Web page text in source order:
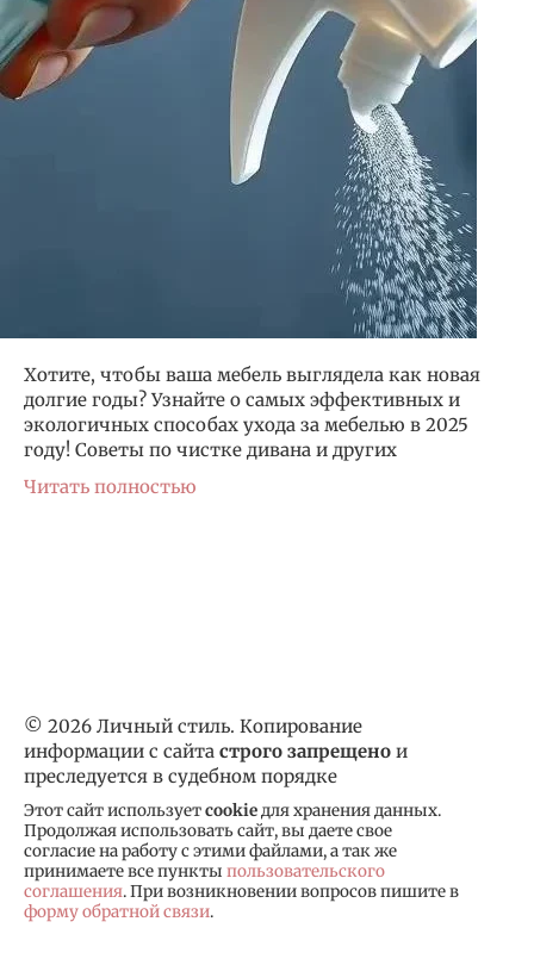
Хотите, чтобы ваша мебель выглядела как новая
долгие годы? Узнайте о самых эффективных и
экологичных способах ухода за мебелью в 2025
году! Советы по чистке дивана и других
Читать полностью
© 2026 Личный стиль. Копирование
информации с сайта строго запрещено и
преследуется в судебном порядке
Этот сайт используетcookieдля хранения данных.
Продолжая использовать сайт, вы даете свое
согласие на работу с этими файлами, а так же
принимаете все пункты пользовательского
соглашения. При возникновении вопросов пишите в
форму обратной связи.